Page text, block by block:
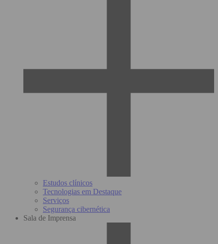
Estudos clínicos
Tecnologias em Destaque
Serviços
Segurança cibernética
Sala de Imprensa